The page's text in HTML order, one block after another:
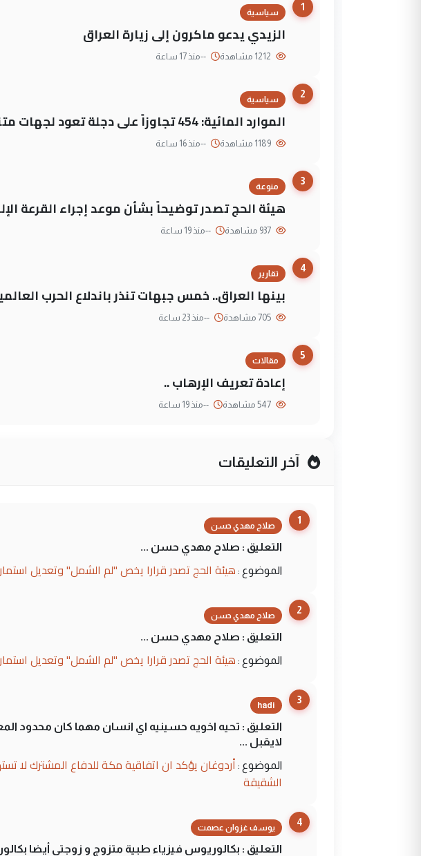
1
سياسية
الزيدي يدعو ماكرون إلى زيارة العراق
--منذ 17 ساعة
2
سياسية
الموارد المائية: 454 تجاوزاً على دجلة تعود لجهات متنفذة
--منذ 16 ساعة
3
منوعة
هيئة الحج تصدر توضيحاً بشأن موعد إجراء القرعة
--منذ 19 ساعة
4
تقارير
بينها العراق.. خمس جبهات تنذر باندلاع الحرب
--منذ 23 ساعة
5
مقالات
إعادة تعريف الإرهاب ..
--منذ 19 ساعة
آخر التعليقات
1
صلاح مهدي حسن
التعليق : صلاح مهدي حسن ...
الموضوع : هيئة الحج تصدر قرارا يخص "لم الشمل" وتعديل
2
صلاح مهدي حسن
التعليق : صلاح مهدي حسن ...
الموضوع : هيئة الحج تصدر قرارا يخص "لم الشمل" وتعديل
3
hadi
التعليق : تحيه اخويه حسينيه اي انسان مهما كان محدود
لايقبل ...
الموضوع : أردوغان يؤكد ان اتفاقية مكة للدفاع المشترك لا
الشقيقة
4
يوسف غزوان عصمت
التعليق : بكالوريوس فيزياء طبية متزوج و زوجتي أيضا